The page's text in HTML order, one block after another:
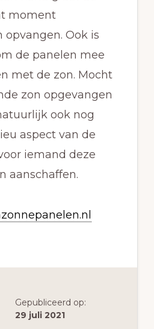
moment
opvangen. Ook is
de panelen mee
met de zon. Mocht
zon opgevangen
ook nog
aspect van de
iemand deze
aanschaffen.
Gepubliceerd op:
29 juli 2021